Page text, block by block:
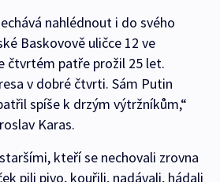
nahlédnout i do svého
Baskovově uličce 12 ve
čtvrtém patře prožil 25 let.
v dobré čtvrti. Sám Putin
spíše k drzým výtržníkům,“
Karas.
kteří se nechovali zrovna
pili pivo, kouřili, nadávali, hádali